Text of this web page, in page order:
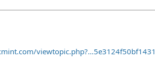
viewtopic.php?…5e3124f50bf1431